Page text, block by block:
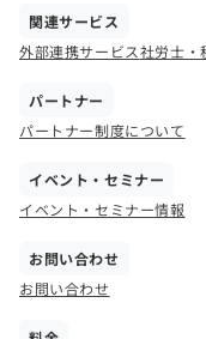
関連サービス
外部連携サービス社労士・
パートナー
パートナー制度について
イベント・セミナー
イベント・セミナー情報
お問い合わせ
お問い合わせ